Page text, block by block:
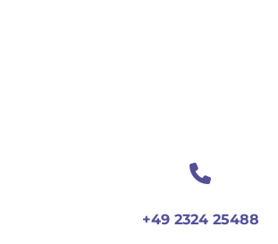
+49 2324 25488